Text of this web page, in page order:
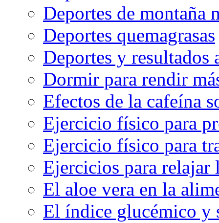
Deportes de montaña
Deportes quemagrasas
Deportes y resultados
Dormir para rendir
Efectos de la cafeína
Ejercicio físico para
Ejercicio físico para
Ejercicios para relajar
El aloe vera en la
El índice glucémico y